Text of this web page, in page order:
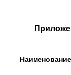
Наименование